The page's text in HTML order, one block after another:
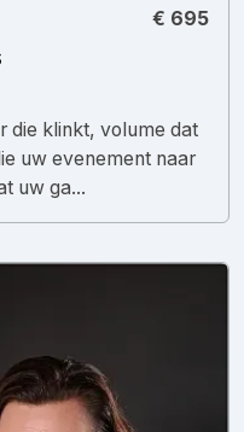
€ 695
die klinkt, volume dat
uw evenement naar
uw ga...